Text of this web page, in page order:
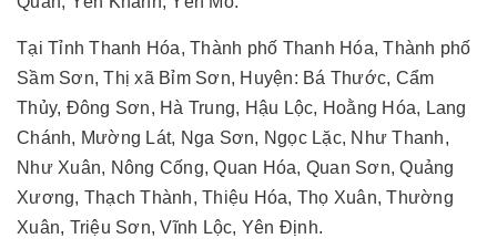
Tại Tỉnh Thanh Hóa, Thành phố Thanh Hóa, Thành phố
Sầm Sơn, Thị xã Bỉm Sơn, Huyện: Bá Thước, Cẩm
Thủy, Đông Sơn, Hà Trung, Hậu Lộc, Hoằng Hóa, Lang
Chánh, Mường Lát, Nga Sơn, Ngọc Lặc, Như Thanh,
Như Xuân, Nông Cống, Quan Hóa, Quan Sơn, Quảng
Xương, Thạch Thành, Thiệu Hóa, Thọ Xuân, Thường
Xuân, Triệu Sơn, Vĩnh Lộc, Yên Định.